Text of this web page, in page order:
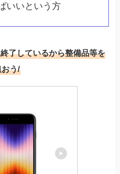
いいという方
了しているから整備品等を
う/